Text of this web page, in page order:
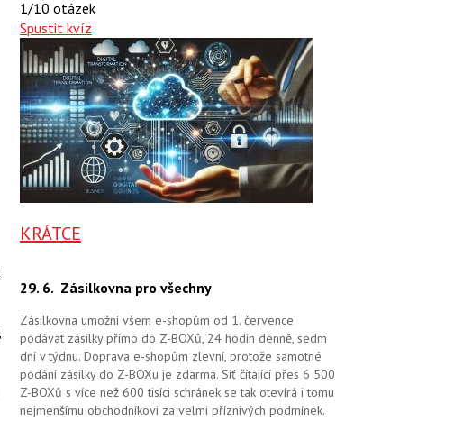
1/10 otázek
Spustit kvíz
KRÁTCE
29. 6. Zásilkovna pro všechny
Zásilkovna umožní všem e-shopům od 1. července
podávat zásilky přímo do Z-BOXů, 24 hodin denně, sedm
dní v týdnu. Doprava e-shopům zlevní, protože samotné
podání zásilky do Z-BOXu je zdarma. Síť čítající přes 6 500
Z-BOXů s více než 600 tisíci schránek se tak otevírá i tomu
nejmenšímu obchodníkovi za velmi příznivých podmínek.